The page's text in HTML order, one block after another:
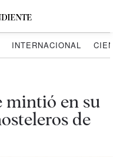
INTERNACIONAL
mintió en su
de